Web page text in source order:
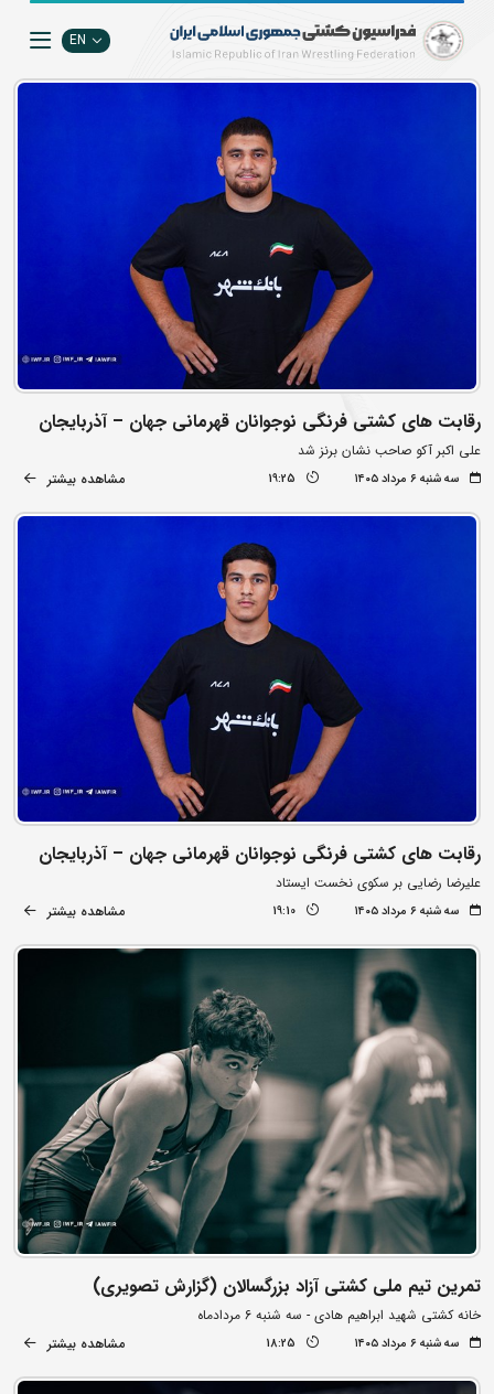
EN
رقابت های کشتی فرنگی نوجوانان قهرمانی جهان – آذربایجان
علی اکبر آکو صاحب نشان برنز شد
سه شنبه ۶ مرداد ۱۴۰۵ 19:25 مشاهده بیشتر
رقابت های کشتی فرنگی نوجوانان قهرمانی جهان – آذربایجان
علیرضا رضایی بر سکوی نخست ایستاد
سه شنبه ۶ مرداد ۱۴۰۵ 19:10 مشاهده بیشتر
تمرین تیم ملی کشتی آزاد بزرگسالان (گزارش تصویری)
خانه کشتی شهید ابراهیم هادی - سه شنبه 6 مردادماه
سه شنبه ۶ مرداد ۱۴۰۵ 18:25 مشاهده بیشتر